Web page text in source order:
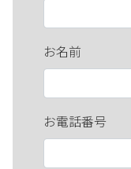
お名前
お電話番号